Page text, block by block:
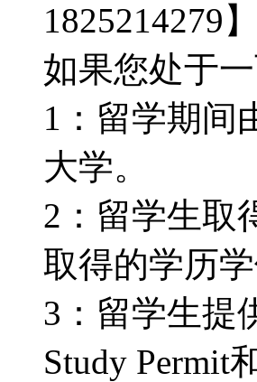
1825214279】
如果您处于
1：留学期间
大学。
2：留学生取
取得的学历
3：留学生提
Study Permit